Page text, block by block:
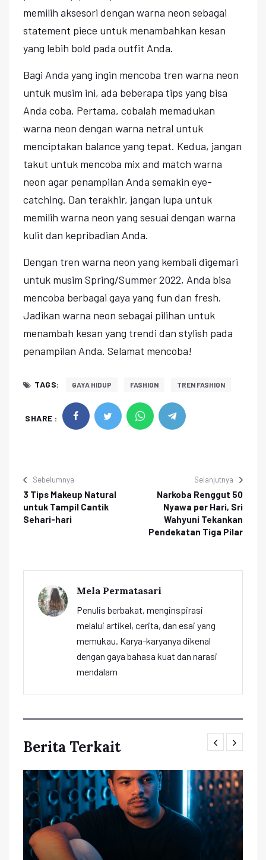
memilih aksesori dengan warna neon sebagai
statement piece untuk menambahkan kesan
yang lebih bold pada outfit Anda.
Bagi Anda yang ingin mencoba tren warna neon
untuk musim ini, ada beberapa tips yang bisa
Anda coba. Pertama, cobalah memadukan
warna neon dengan warna netral untuk
menciptakan balance yang tepat. Kedua, jangan
takut untuk mencoba mix and match warna
neon agar penampilan Anda semakin eye-
catching. Dan terakhir, jangan lupa untuk
memilih warna neon yang sesuai dengan warna
kulit dan kepribadian Anda.
Dengan tren warna neon yang kembali digemari
untuk musim Spring/Summer 2022, Anda bisa
mencoba berbagai gaya yang fun dan fresh.
Jadikan warna neon sebagai pilihan untuk
menambah kesan yang trendi dan stylish pada
penampilan Anda. Selamat mencoba!
TAGS: GAYA HIDUP FASHION TREN FASHION
SHARE :
Sebelumnya
3 Tips Makeup Natural
untuk Tampil Cantik
Sehari-hari
Selanjutnya
Narkoba Renggut 50
Nyawa per Hari, Sri
Wahyuni Tekankan
Pendekatan Tiga Pilar
Mela Permatasari
Penulis berbakat, menginspirasi
melalui artikel, cerita, dan esai yang
memukau. Karya-karyanya dikenal
dengan gaya bahasa kuat dan narasi
mendalam
Berita Terkait